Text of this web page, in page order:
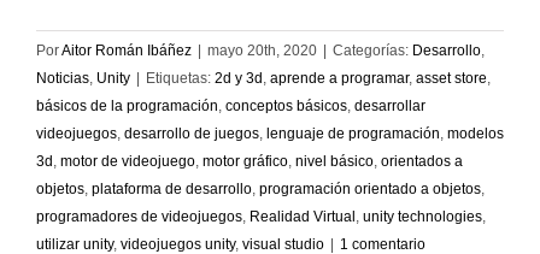
PorAitor Román Ibáñez | mayo 20th, 2020 | Categorías: Desarrollo,
Noticias, Unity | Etiquetas: 2d y 3d, aprende a programar, asset store,
básicos de la programación, conceptos básicos, desarrollar
videojuegos, desarrollo de juegos, lenguaje de programación, modelos
3d, motor de videojuego, motor gráfico, nivel básico, orientados a
objetos, plataforma de desarrollo, programación orientado a objetos,
programadores de videojuegos, Realidad Virtual, unity technologies,
utilizar unity, videojuegos unity, visual studio | 1 comentario